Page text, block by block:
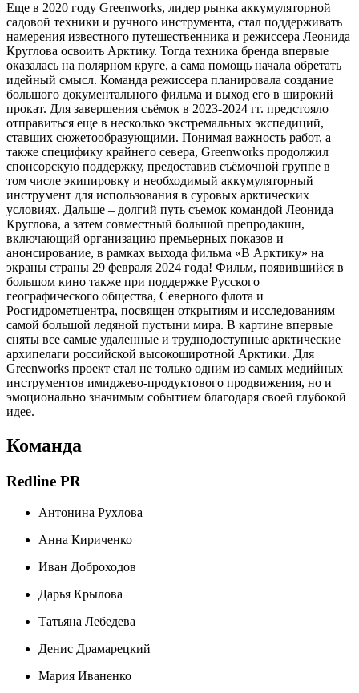
Еще в 2020 году Greenworks, лидер рынка аккумуляторной
садовой техники и ручного инструмента, стал поддерживать
намерения известного путешественника и режиссера Леонида
Круглова освоить Арктику. Тогда техника бренда впервые
оказалась на полярном круге, а сама помощь начала обретать
идейный смысл. Команда режиссера планировала создание
большого документального фильма и выход его в широкий
прокат. Для завершения съёмок в 2023-2024 гг. предстояло
отправиться еще в несколько экстремальных экспедиций,
ставших сюжетообразующими. Понимая важность работ, а
также специфику крайнего севера, Greenworks продолжил
спонсорскую поддержку, предоставив съёмочной группе в
том числе экипировку и необходимый аккумуляторный
инструмент для использования в суровых арктических
условиях. Дальше – долгий путь съемок командой Леонида
Круглова, а затем совместный большой препродакшн,
включающий организацию премьерных показов и
анонсирование, в рамках выхода фильма «В Арктику» на
экраны страны 29 февраля 2024 года! Фильм, появившийся в
большом кино также при поддержке Русского
географического общества, Северного флота и
Росгидрометцентра, посвящен открытиям и исследованиям
самой большой ледяной пустыни мира. В картине впервые
сняты все самые удаленные и труднодоступные арктические
архипелаги российской высокоширотной Арктики. Для
Greenworks проект стал не только одним из самых медийных
инструментов имиджево-продуктового продвижения, но и
эмоционально значимым событием благодаря своей глубокой
идее.
Команда
Redline PR
Антонина Рухлова
Анна Кириченко
Иван Доброходов
Дарья Крылова
Татьяна Лебедева
Денис Драмарецкий
Мария Иваненко